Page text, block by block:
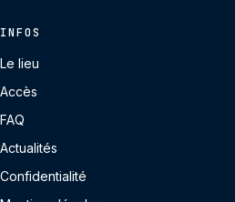
INFOS
Le lieu
Accès
FAQ
Actualités
Confidentialité